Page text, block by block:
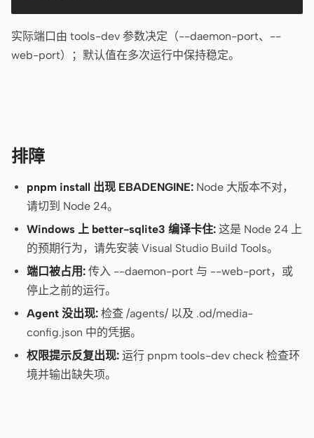
AI 原型生成器 AI 落地页生成器
设计转代码 Figma 转代码
模板
博客
教程 比较
下载桌面端
实际端口由 tools-dev 参数决定（--daemon-port、--
web-port）；默认值在多次运行中保持稳定。
排障
pnpm install 出现 EBADENGINE: Node 大版本不对，
请切到 Node 24。
Windows 上 better-sqlite3 编译卡住: 这是 Node 24 上
的预期行为，请先安装 Visual Studio Build Tools。
端口被占用: 传入 --daemon-port 与 --web-port，或
停止之前的运行。
Agent 没出现: 检查 /agents/ 以及 .od/media-
config.json 中的凭据。
权限提示反复出现: 运行 pnpm tools-dev check 检查环
境并输出缺失项。